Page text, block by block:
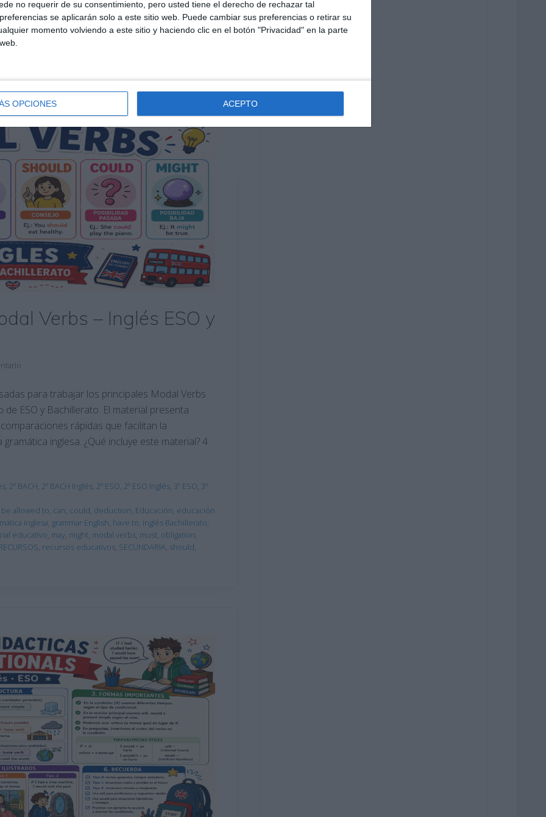
no requerir de su consentimiento, pero usted tiene el derecho de rechazar tal
se aplicarán solo a este sitio web. Puede cambiar sus preferencias o retirar su
momento volviendo a este sitio y haciendo clic en el botón "Privacidad" en la parte
OPCIONES ACEPTO
Verbs – Inglés ESO y
para trabajar los principales Modal Verbs
ESO y Bachillerato. El material presenta
rápidas que facilitan la
inglesa. ¿Qué incluye este material? 4
, 2º BACH, 2º BACH Inglés, 2º ESO, 2º ESO Inglés, 3º ESO, 3º
be allowed to, can, could, deduction, Educación, educación
inglesa, grammar English, have to, inglés Bachillerato,
educativo, may, might, modal verbs, must, obligation,
, recursos educativos, SECUNDARIA, should,